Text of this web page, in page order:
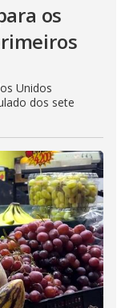
os
Unidos
dos sete